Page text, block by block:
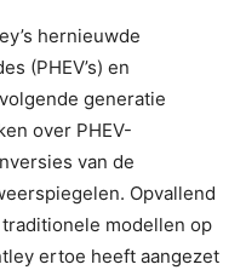
hernieuwde
(PHEV’s) en
generatie
over PHEV-
van de
Opvallend
modellen op
ertoe heeft aangezet